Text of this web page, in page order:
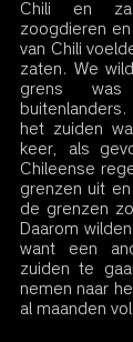
Chili en
zoogdieren
van Chili
zaten. We
grens
het zuiden
keer, als
Chileense
grenzen uit
de grenzen
Daarom
want een
zuiden te
nemen naar
al maanden